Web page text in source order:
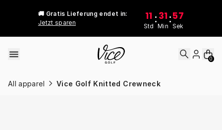
🚚 Gratis Lieferung endet in:
Jetzt sparen
11
Std
: 31
Min
:57
Sek
0
All apparel Vice Golf Knitted Crewneck